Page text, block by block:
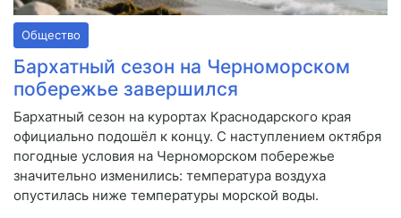
Общество
Бархатный сезон на Черноморском
побережье завершился
Бархатный сезон на курортах Краснодарского края
официально подошёл к концу. С наступлением октября
погодные условия на Черноморском побережье
значительно изменились: температура воздуха
опустилась ниже температуры морской воды.